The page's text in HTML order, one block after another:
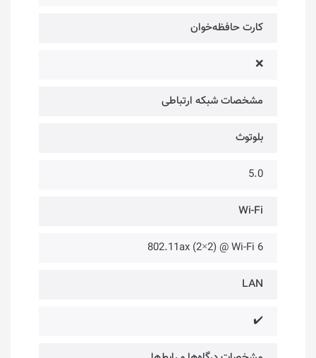
کارت حافظه‌خوان
❌
مشخصات شبکه ارتباطی
بلوتوث
5.0
Wi-Fi
802.11ax (2×2) @ Wi-Fi 6
LAN
✔️